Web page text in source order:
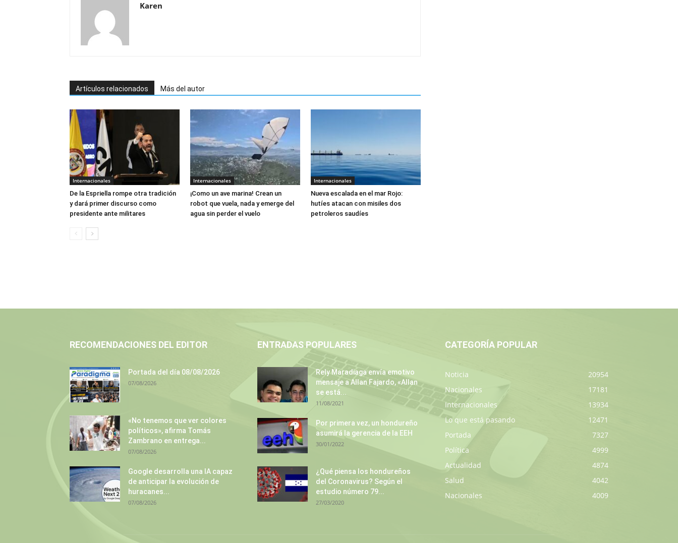
Karen
Artículos relacionados Más del autor
Internacionales
De la Espriella rompe otra tradición
y dará primer discurso como
presidente ante militares
Internacionales
¡Como un ave marina! Crean un
robot que vuela, nada y emerge del
agua sin perder el vuelo
Internacionales
Nueva escalada en el mar Rojo:
hutíes atacan con misiles dos
petroleros saudíes
RECOMENDACIONES DEL EDITOR
Portada del día 08/08/2026
07/08/2026
«No tenemos que ver colores
políticos», afirma Tomás
Zambrano en entrega...
07/08/2026
Google desarrolla una IA capaz
de anticipar la evolución de
huracanes...
07/08/2026
ENTRADAS POPULARES
Rely Maradiaga envía emotivo
mensaje a Allan Fajardo, «Allan
se está...
11/08/2021
Por primera vez, un hondureño
asumirá la gerencia de la EEH
30/01/2022
¿Qué piensa los hondureños
del Coronavirus? Según el
estudio número 79...
27/03/2020
CATEGORÍA POPULAR
Noticia
20954
Nacionales
17181
Internacionales
13934
Lo que está pasando
12471
Portada
7327
Política
4999
Actualidad
4874
Salud
4042
Nacionales
4009